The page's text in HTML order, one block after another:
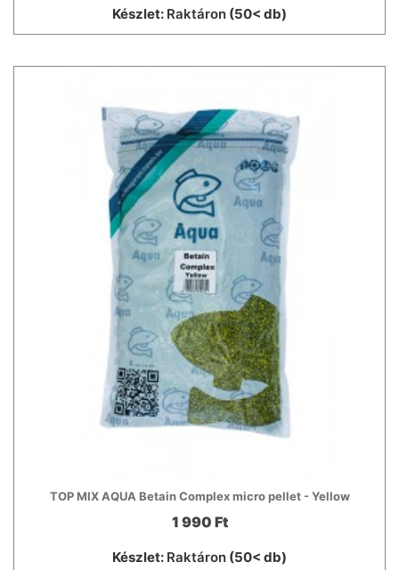
Készlet: Raktáron (50< db)
TOP MIX AQUA Betain Complex micro pellet - Yellow
1 990 Ft
Készlet: Raktáron (50< db)